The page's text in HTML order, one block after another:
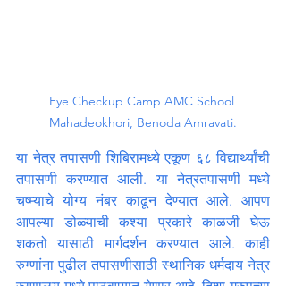
Eye Checkup Camp AMC School
Mahadeokhori, Benoda Amravati.
या नेत्र तपासणी शिबिरामध्ये एकूण ६८ विद्यार्थ्यांची
तपासणी करण्यात आली. या नेत्रतपासणी मध्ये
चष्म्याचे योग्य नंबर काढून देण्यात आले. आपण
आपल्या डोळ्याची कश्या प्रकारे काळजी घेऊ
शकतो यासाठी मार्गदर्शन करण्यात आले. काही
रुग्णांना पुढील तपासणीसाठी स्थानिक धर्मदाय नेत्र